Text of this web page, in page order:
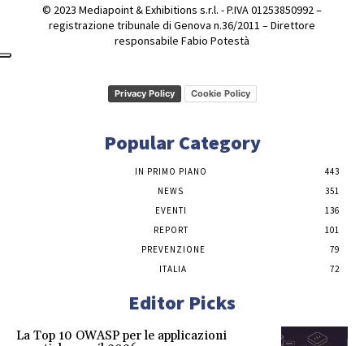
© 2023 Mediapoint & Exhibitions s.r.l. - P.IVA 01253850992 –
registrazione tribunale di Genova n.36/2011 – Direttore
responsabile Fabio Potestà
Privacy Policy Cookie Policy
Popular Category
IN PRIMO PIANO
443
NEWS
351
EVENTI
136
REPORT
101
PREVENZIONE
79
ITALIA
72
Editor Picks
La Top 10 OWASP per le applicazioni